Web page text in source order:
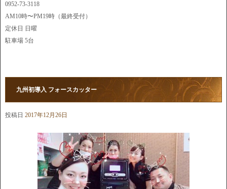
0952-73-3118
AM10時〜PM19時（最終受付）
定休日 日曜
駐車場 5台
九州初導入 フォースカッター
投稿日 2017年12月26日